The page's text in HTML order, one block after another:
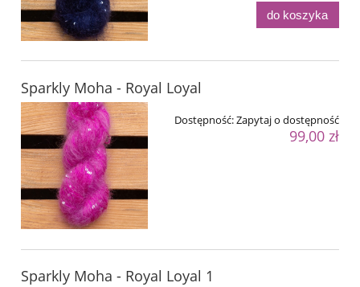
do koszyka
Sparkly Moha - Royal Loyal
Dostępność:Zapytaj o dostępność
99,00 zł
Sparkly Moha - Royal Loyal 1